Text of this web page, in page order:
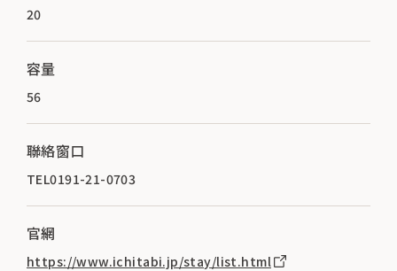
20
容量
56
聯絡窗口
TEL0191-21-0703
官網
https://www.ichitabi.jp/stay/list.html